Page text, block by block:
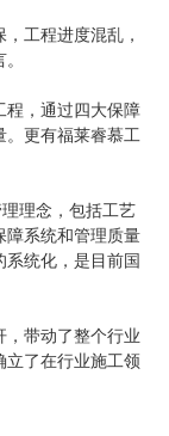
工程进度混乱，
，通过四大保障
。更有福莱睿慕工
理念，包括工艺
障系统和管理质量
统化，是目前国
带动了整个行业
立了在行业施工领